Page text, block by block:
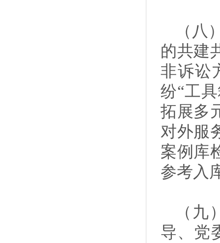
（
的共建
非诉讼
纷“工
拓展多
对外服
案例库
参考入
（
导、党